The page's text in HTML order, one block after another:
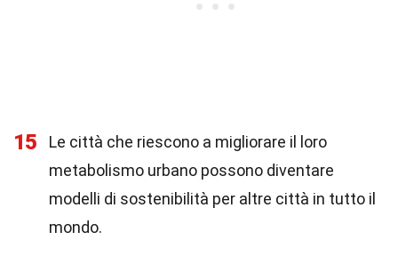
15
Le città che riescono a migliorare il loro
metabolismo urbano possono diventare
modelli di sostenibilità per altre città in tutto il
mondo.